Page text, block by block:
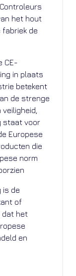
het hout
fabriek de
CE-
in plaats
betekent
de strenge
staat voor
Europese
die
norm
is de
of
dat het
en